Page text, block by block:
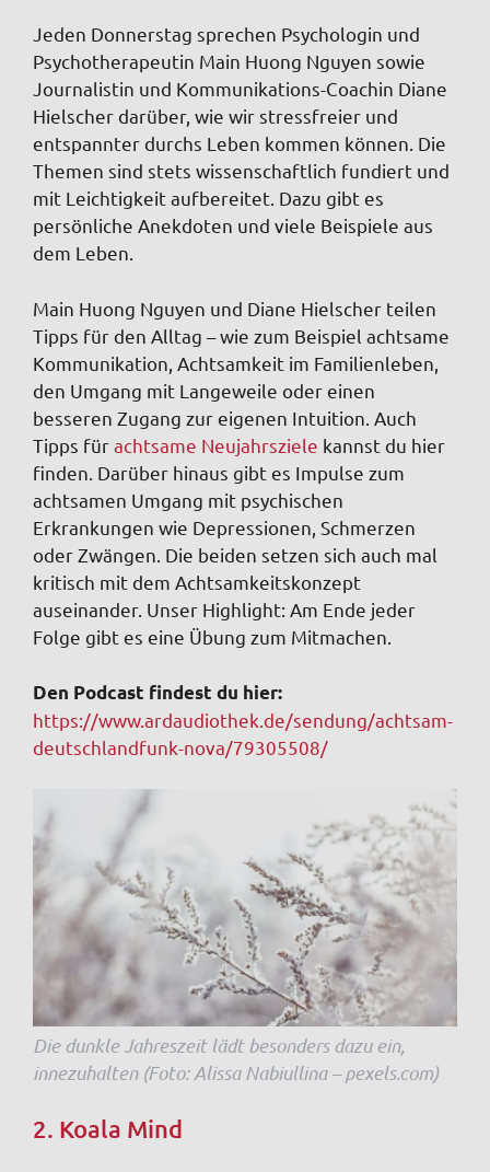
Jeden Donnerstag sprechen Psychologin und
Psychotherapeutin Main Huong Nguyen sowie
Journalistin und Kommunikations-Coachin Diane
Hielscher darüber, wie wir stressfreier und
entspannter durchs Leben kommen können. Die
Themen sind stets wissenschaftlich fundiert und
mit Leichtigkeit aufbereitet. Dazu gibt es
persönliche Anekdoten und viele Beispiele aus
dem Leben.
Main Huong Nguyen und Diane Hielscher teilen
Tipps für den Alltag – wie zum Beispiel achtsame
Kommunikation, Achtsamkeit im Familienleben,
den Umgang mit Langeweile oder einen
besseren Zugang zur eigenen Intuition. Auch
Tipps fürachtsame Neujahrsziele kannst du hier
finden. Darüber hinaus gibt es Impulse zum
achtsamen Umgang mit psychischen
Erkrankungen wie Depressionen, Schmerzen
oder Zwängen. Die beiden setzen sich auch mal
kritisch mit dem Achtsamkeitskonzept
auseinander. Unser Highlight: Am Ende jeder
Folge gibt es eine Übung zum Mitmachen.
Den Podcast findest du hier:
https://www.ardaudiothek.de/sendung/achtsam-
deutschlandfunk-nova/79305508/
Die dunkle Jahreszeit lädt besonders dazu ein,
innezuhalten (Foto: Alissa Nabiullina – pexels.com)
2. Koala Mind